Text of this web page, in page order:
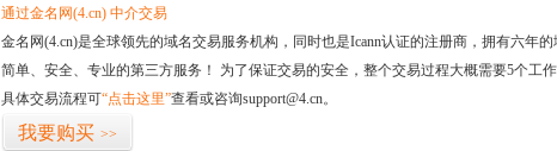
通过金名网(4.cn) 中介交易
金名网(4.cn)是全球领先的域名交易服务机构，同时也是Icann认证的注册商，拥有六年
简单、安全、专业的第三方服务！ 为了保证交易的安全，整个交易过程大概需要5个工作
具体交易流程可“点击这里”查看或咨询support@4.cn。
我要购买 >>